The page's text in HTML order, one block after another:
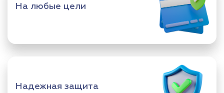
На любые цели
Надежная защита